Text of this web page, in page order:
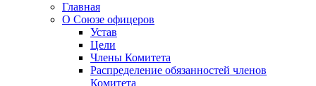
Главная
О Союзе офицеров
Устав
Цели
Члены Комитета
Распределение обязанностей членов
Комитета